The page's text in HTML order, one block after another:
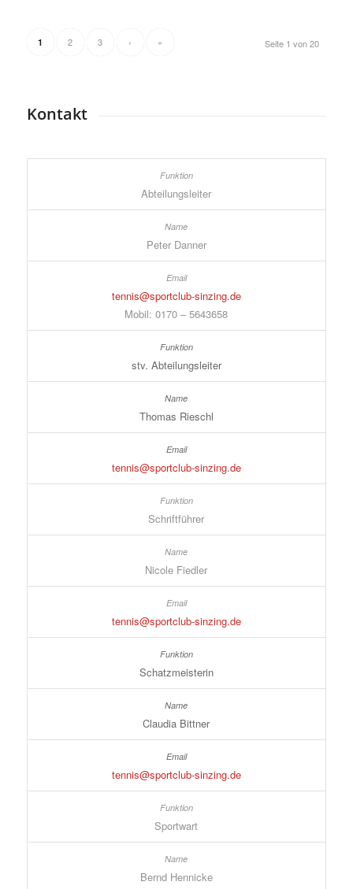
Seite 1 von 20
1 2 3 › »
Kontakt
Abteilungsleiter
Peter Danner
tennis@sportclub-sinzing.de
Mobil: 0170 – 5643658
stv. Abteilungsleiter
Thomas Rieschl
tennis@sportclub-sinzing.de
Schriftführer
Nicole Fiedler
tennis@sportclub-sinzing.de
Schatzmeisterin
Claudia Bittner
tennis@sportclub-sinzing.de
Sportwart
Bernd Hennicke